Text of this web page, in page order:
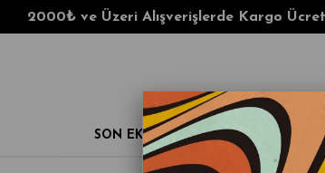
ve Üzeri Alışverişlerde Kargo Ücretsiz |
SON EKLENENLER KADIN